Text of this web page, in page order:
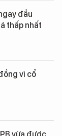
đầu
thấp nhất
vì cổ